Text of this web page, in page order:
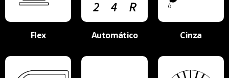
Flex Automático Cinza